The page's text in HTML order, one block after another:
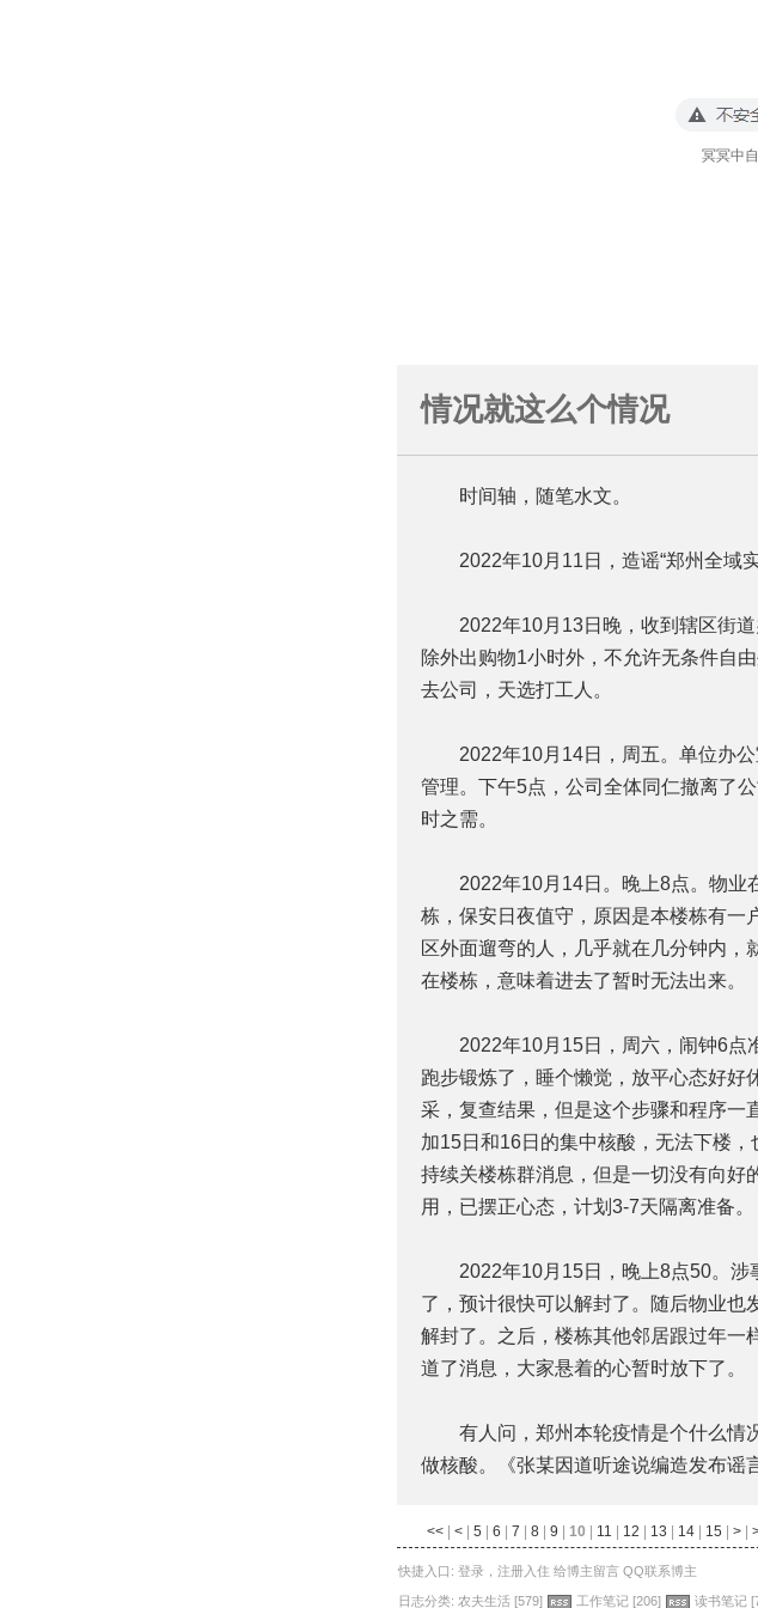
冥冥中
情况就这么个情况
时间轴，随笔水文。
2022年10月11日，造谣“郑州全域实
2022年10月13日晚，收到辖区街道
除外出购物1小时外，不允许无条件自
去公司，天选打工人。
2022年10月14日，周五。单位办公
管理。下午5点，公司全体同仁撤离了
时之需。
2022年10月14日。晚上8点。物业
栋，保安日夜值守，原因是本楼栋有一
区外面遛弯的人，几乎就在几分钟内
在楼栋，意味着进去了暂时无法出来。
2022年10月15日，周六，闹钟6点
跑步锻炼了，睡个懒觉，放平心态好好
采，复查结果，但是这个步骤和程序一
加15日和16日的集中核酸，无法下楼，
持续关楼栋群消息，但是一切没有向好
用，已摆正心态，计划3-7天隔离准备。
2022年10月15日，晚上8点50。涉
了，预计很快可以解封了。随后物业也
解封了。之后，楼栋其他邻居跟过年一
道了消息，大家悬着的心暂时放下了。
有人问，郑州本轮疫情是个什么情
做核酸。《张某因道听途说编造发布谣
<< < 5 6 7 8 9 10 11 12 13 14 15 >
快捷入口: 登录 ， 注册入住 给博主留言 QQ联系博主
日志分类: 农夫生活 [579] 工作笔记 [206] 读书笔记